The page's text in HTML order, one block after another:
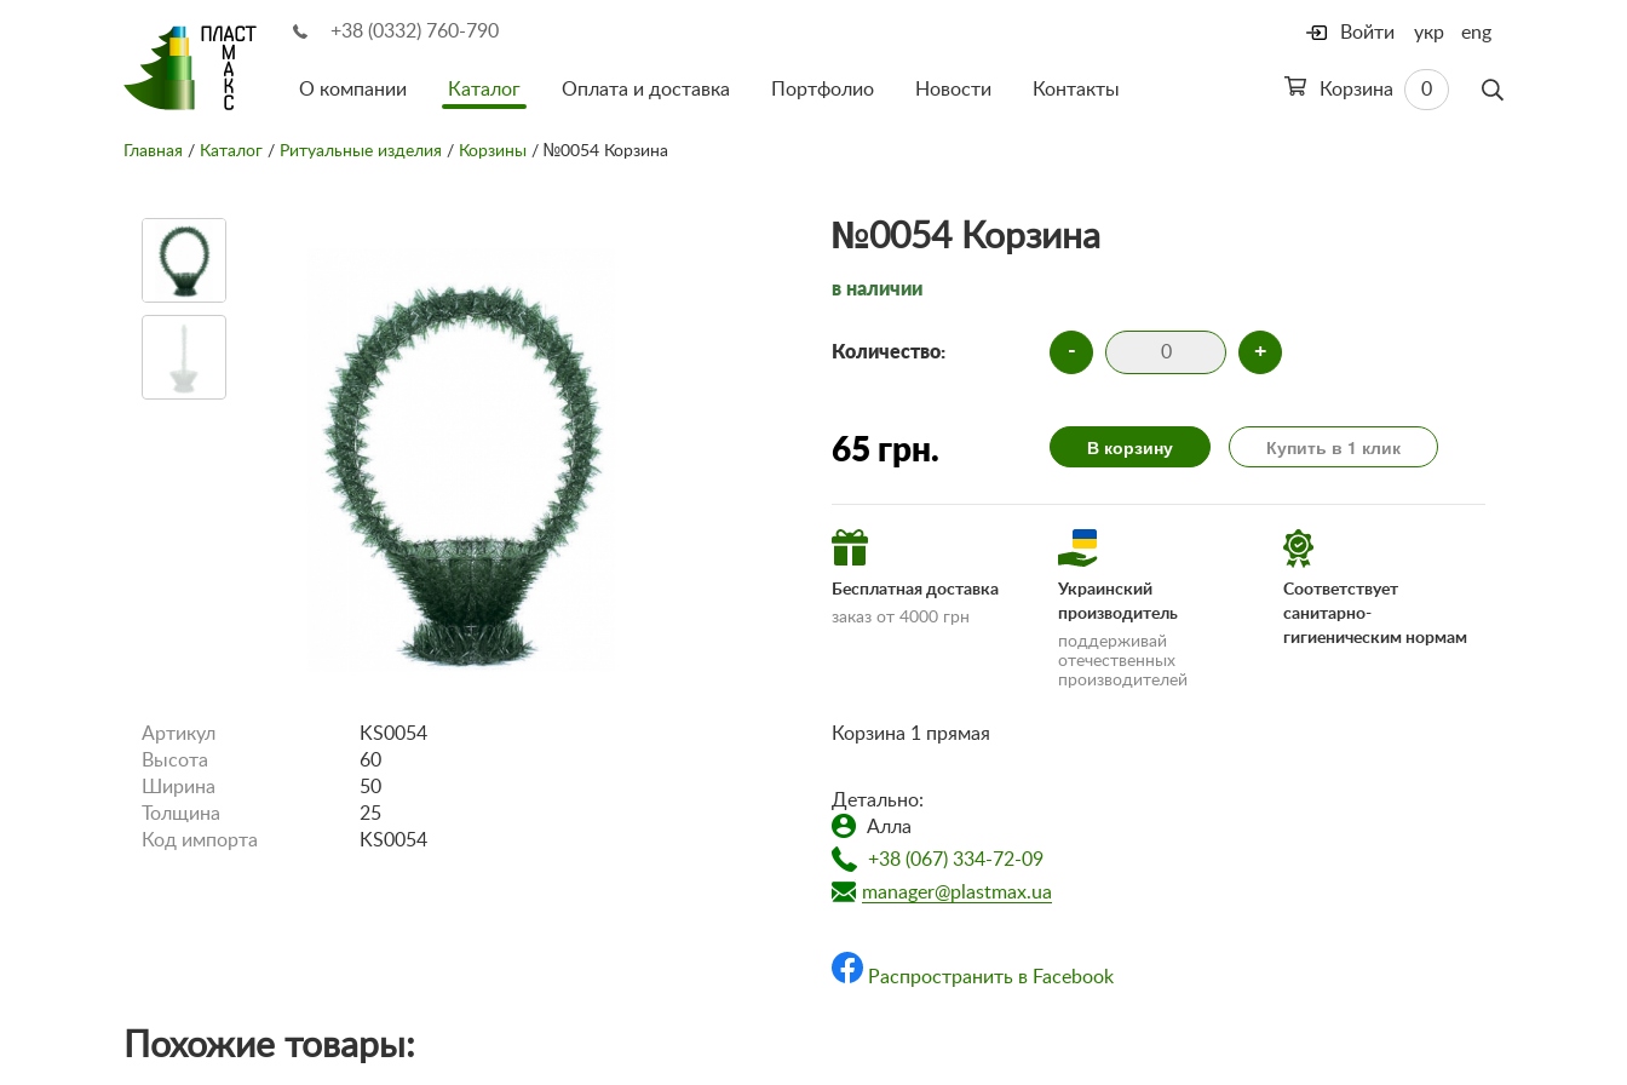
+38 (0332) 760-790 Войти
Корзина 0
О компании Каталог Оплата и доставка Портфолио Новости Контакты
укр eng
Главная / Каталог / Ритуальные изделия / Корзины / №0054 Корзина
№0054 Корзина
в наличии
Количество: - +
65 грн. В корзину Купить в 1 клик
Бесплатная доставка
заказ от 4000 грн
доставки и оплаты»
Украинский
производитель
поддерживай
отечественных
производителей
Соответствует
санитарно-
гигиеническим нормам
Артикул
KS0054
Высота
60
Ширина
50
Толщина
25
Код импорта
KS0054
Корзина 1 прямая
Детально:
Алла
+38 (067) 334-72-09
manager@plastmax.ua
Распространить в Facebook
Похожие товары: